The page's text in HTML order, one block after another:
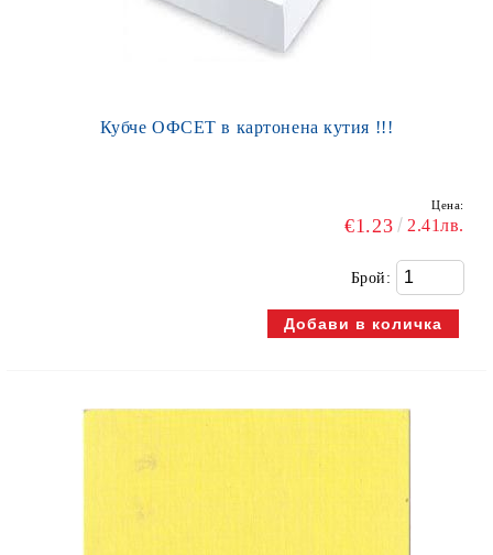
Кубче ОФСЕТ в картонена кутия !!!
Цена:
€1.23 2.41лв.
Брой: